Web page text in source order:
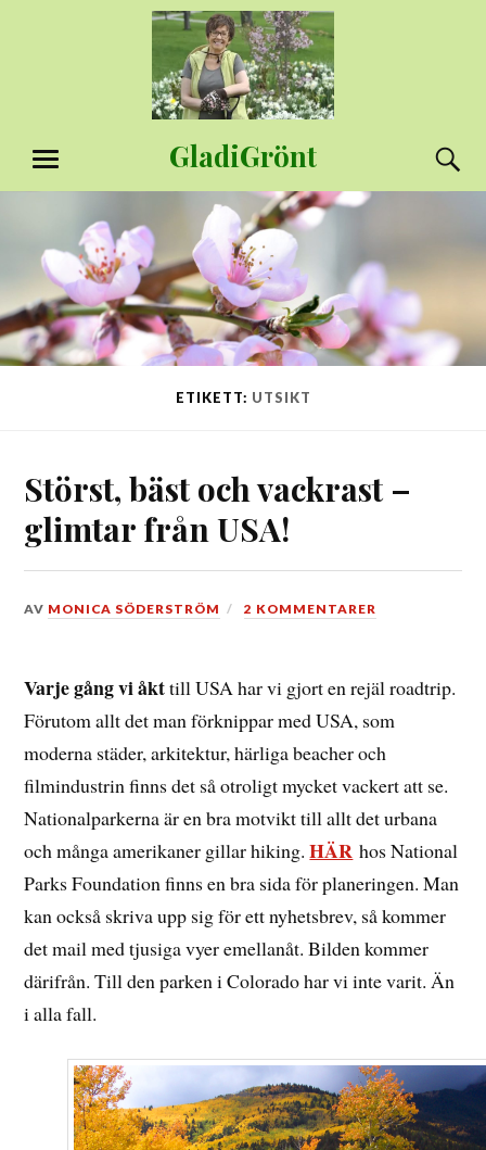
GladiGrönt
MENY
ETIKETT: UTSIKT
Störst, bäst och vackrast –
glimtar från USA!
DEN
2016
AV MONICA SÖDERSTRÖM 2 KOMMENTARER
Varje gång vi åkttill USA har vi gjort en rejäl roadtrip.
Förutom allt det man förknippar med USA, som
moderna städer, arkitektur, härliga beacher och
filmindustrin finns det så otroligt mycket vackert att se.
Nationalparkerna är en bra motvikt till allt det urbana
och många amerikaner gillar hiking.HÄR hos National
Parks Foundation finns en bra sida för planeringen. Man
kan också skriva upp sig för ett nyhetsbrev, så kommer
det mail med tjusiga vyer emellanåt. Bilden kommer
därifrån. Till den parken i Colorado har vi inte varit. Än
i alla fall.